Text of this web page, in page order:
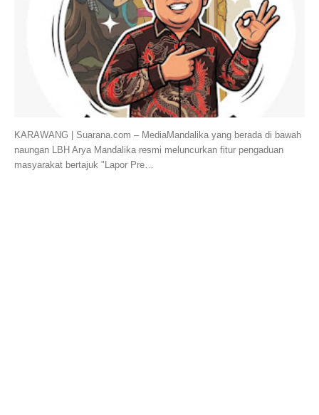
KARAWANG | Suarana.com – MediaMandalika yang berada di bawah
naungan LBH Arya Mandalika resmi meluncurkan fitur pengaduan
masyarakat bertajuk "Lapor Pre…